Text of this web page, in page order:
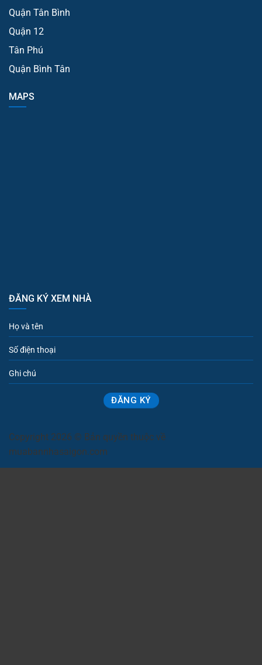
Quận Tân Bình
Quận 12
Tân Phú
Quận Bình Tân
MAPS
ĐĂNG KÝ XEM NHÀ
Copyright 2026 © Bản quyền thuộc về
muabannhasaigon.com